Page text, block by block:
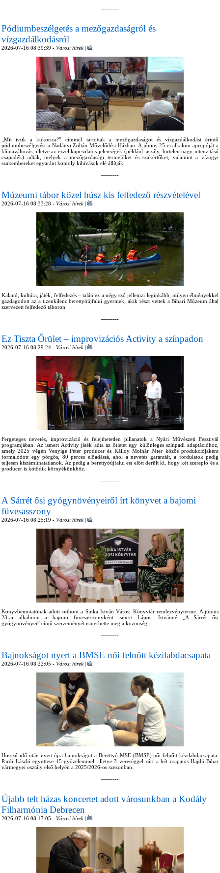
---------
Pódiumbeszélgetés a mezőgazdaságról és
vízgazdálkodásról
2026-07-16 08:39:39 - Városi hírek |
„Mit iszik a kukorica?” címmel tartottak a mezőgazdaságot és vízgazdálkodást érintő
pódiumbeszélgetést a Nadányi Zoltán Művelődési Házban. A június 25-ei alkalom apropóját a
klímaváltozás, illetve az ezzel kapcsolatos jelenségek (például: aszály, hirtelen nagy intenzitású
csapadék) adták, melyek a mezőgazdasági termelőket és szakértőket, valamint a vízügyi
szakembereket egyaránt komoly kihívások elé állítják.
---------
Múzeumi tábor közel húsz kis felfedező részvételével
2026-07-16 08:33:28 - Városi hírek |
Kaland, kultúra, játék, felfedezés – talán ez a négy szó jellemzi leginkább, milyen élményekkel
gazdagodott az a tizenkilenc berettyóújfalui gyermek, akik részt vettek a Bihari Múzeum által
szervezett felfedező táboron.
---------
Ez Tiszta Őrület – improvizációs Activity a színpadon
2026-07-16 08:29:24 - Városi hírek |
Fergeteges nevetés, improvizáció és felejthetetlen pillanatok a Nyári Művészeti Fesztivál
programjában. Az ismert Activity játék adta az ötletet egy különleges színpadi adaptációhoz,
amely 2025 végén Venyige Péter producer és Kálloy Molnár Péter közös produkciójaként
formálódott egy pörgős, 80 perces előadássá, ahol a nevetés garantált, a fordulatok pedig
teljesen kiszámíthatatlanok. Az pedig a berettyóújfalui est előtt derült ki, hogy két szereplő és a
producer is kötődik környékünkhöz.
---------
A Sárrét ősi gyógynövényeiről írt könyvet a bajomi
füvesasszony
2026-07-16 08:25:19 - Városi hírek |
Könyvbemutatónak adott otthont a Sinka István Városi Könyvtár rendezvényterme. A június
23-ai alkalmon a bajomi füvesasszonyként ismert Láposi Istvánné „A Sárrét ősi
gyógynövényei” című szerzeményét ismerhette meg a közönség.
---------
Bajnokságot nyert a BMSE női felnőtt kézilabdacsapata
2026-07-16 08:22:05 - Városi hírek |
Hosszú idő után nyert újra bajnokságot a Berettyó MSE (BMSE) női felnőtt kézilabdacsapata.
Pardi László együttese 15 győzelemmel, illetve 3 vereséggel zárt a hét csapatos Hajdú-Bihar
vármegyei osztály első helyén a 2025/2026-os szezonban.
---------
Újabb telt házas koncertet adott városunkban a Kodály
Filharmónia Debrecen
2026-07-16 08:17:05 - Városi hírek |